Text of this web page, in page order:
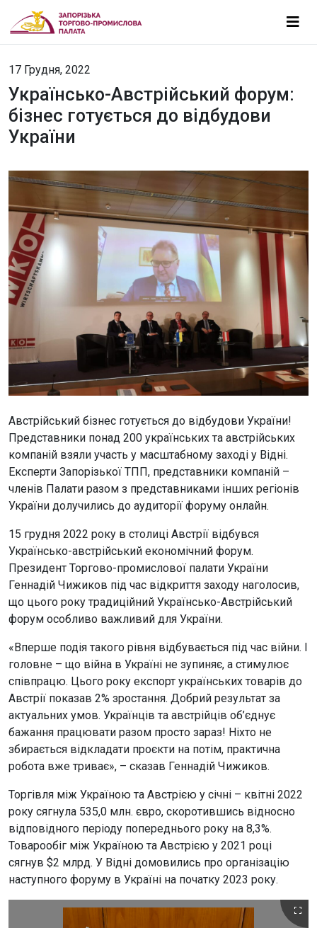
17 Грудня, 2022
Українсько-Австрійський форум:
бізнес готується до відбудови
України
Австрійський бізнес готується до відбудови України!
Представники понад 200 українських та австрійських
компаній взяли участь у масштабному заході у Відні.
Експерти Запорізької ТПП, представники компаній –
членів Палати разом з представниками інших регіонів
України долучились до аудиторії форуму онлайн.
15 грудня 2022 року в столиці Австрії відбувся
Українсько-австрійський економічний форум.
Президент Торгово-промислової палати України
Геннадій Чижиков під час відкриття заходу наголосив,
що цього року традиційний Українсько-Австрійський
форум особливо важливий для України.
«Вперше подія такого рівня відбувається під час війни. І
головне – що війна в Україні не зупиняє, а стимулює
співпрацю. Цього року експорт українських товарів до
Австрії показав 2% зростання. Добрий результат за
актуальних умов. Українців та австрійців об’єднує
бажання працювати разом просто зараз! Ніхто не
збирається відкладати проєкти на потім, практична
робота вже триває», – сказав Геннадій Чижиков.
Торгівля між Україною та Австрією у січні – квітні 2022
року сягнула 535,0 млн. євро, скоротившись відносно
відповідного періоду попереднього року на 8,3%.
Товарообіг між Україною та Австрією у 2021 році
сягнув $2 млрд. У Відні домовились про організацію
наступного форуму в Україні на початку 2023 року.